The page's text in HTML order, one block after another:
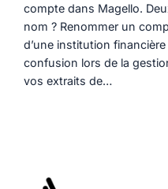
compte dans Magello.
nom ? Renommer un
d’une institution
confusion lors de la
vos extraits de…